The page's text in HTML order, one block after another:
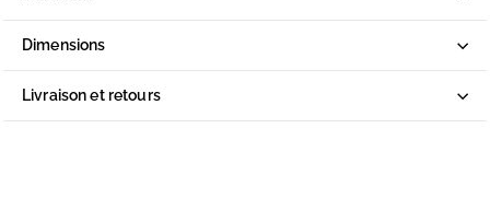
Dimensions
Livraison et retours